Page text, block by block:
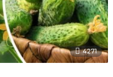
4271